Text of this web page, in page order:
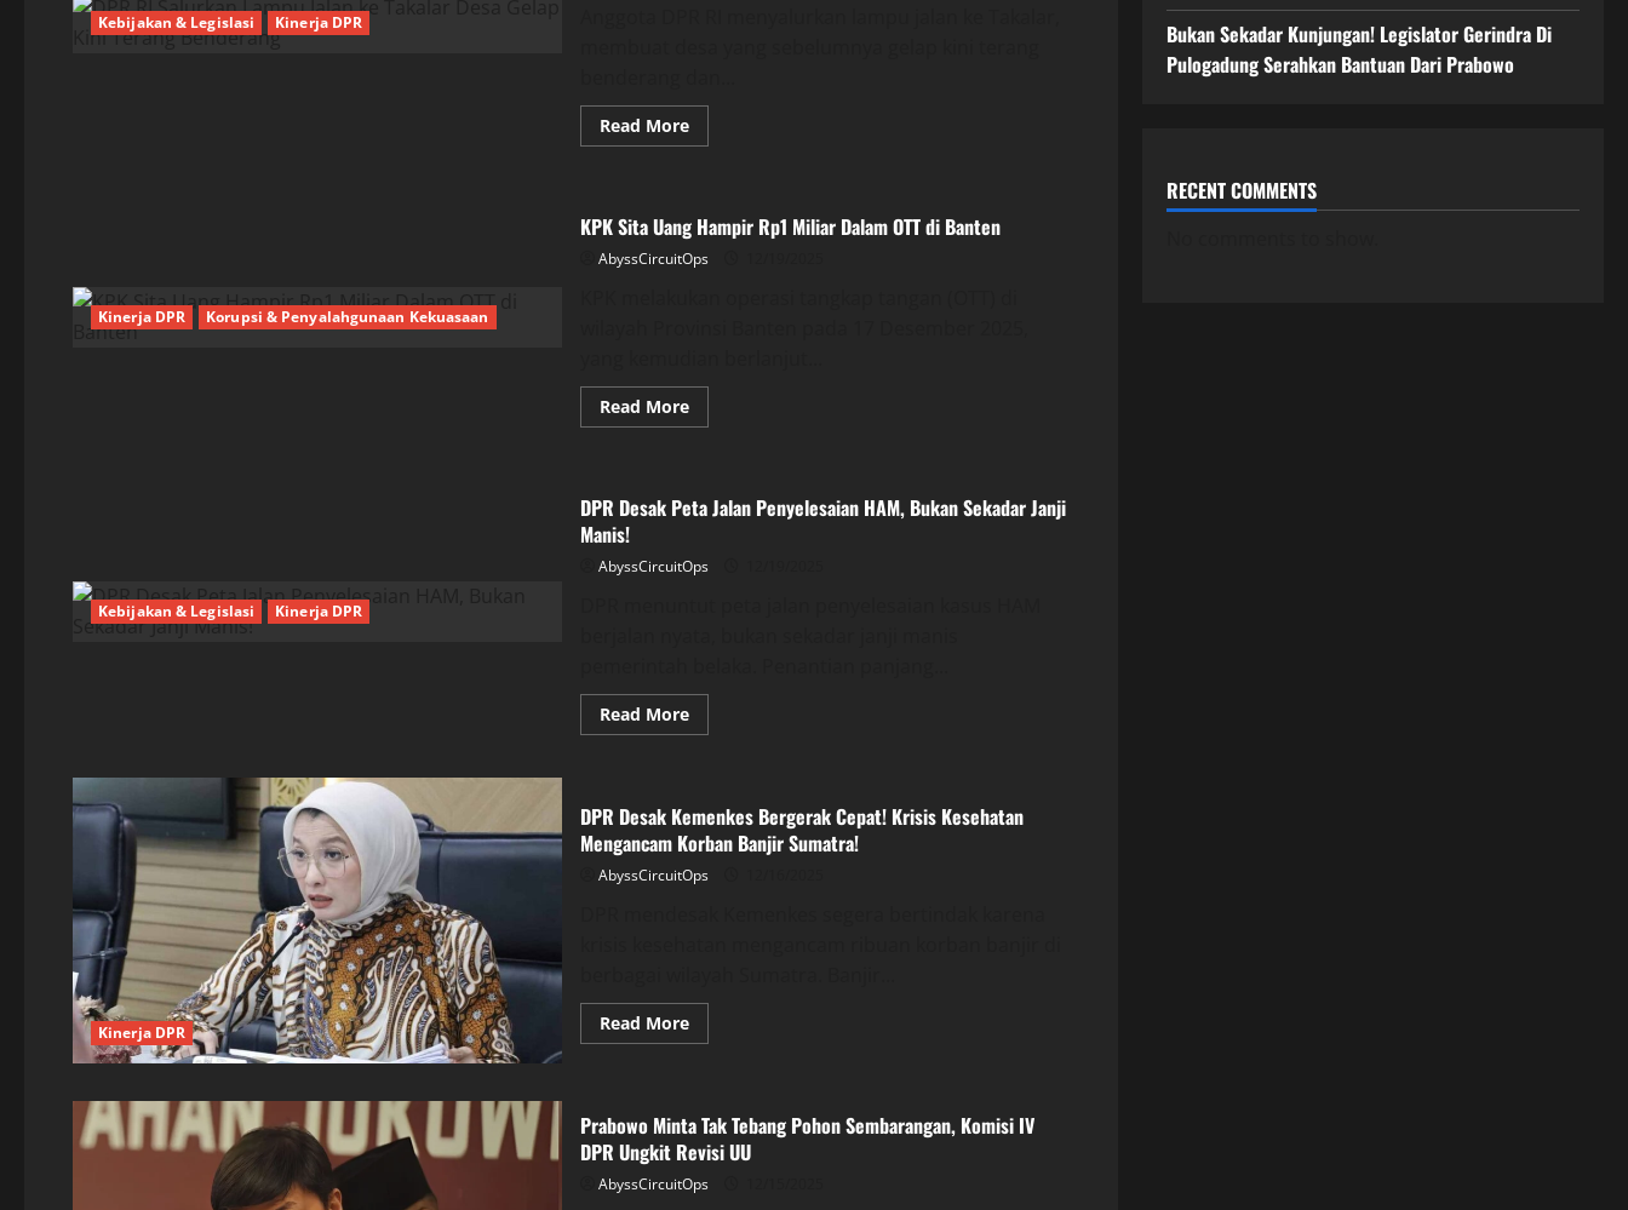
Kebijakan & Legislasi Kinerja DPR
Read MoreRead
more
Lampu
Jalan
ke
Kinerja DPR Korupsi & Penyalahgunaan Kekuasaan
KPK Sita Uang Hampir Rp1 Miliar Dalam OTT di Banten
AbyssCircuitOps
Read MoreRead
more
Hampir
Rp1
Dalam
OTT
Kebijakan & Legislasi Kinerja DPR
DPR Desak Peta Jalan Penyelesaian HAM, Bukan Sekadar Janji
Manis!
AbyssCircuitOps
Read MoreRead
more
Jalan
Penyelesaian
HAM,
Bukan
Sekadar
Kinerja DPR
DPR Desak Kemenkes Bergerak Cepat! Krisis Kesehatan
Mengancam Korban Banjir Sumatra!​
AbyssCircuitOps
Read MoreRead
more
Bergerak
Cepat!
Krisis
Kesehatan
Mengancam
Prabowo Minta Tak Tebang Pohon Sembarangan, Komisi IV
DPR Ungkit Revisi UU
AbyssCircuitOps
Bukan Sekadar Kunjungan! Legislator Gerindra Di
Pulogadung Serahkan Bantuan Dari Prabowo
RECENT COMMENTS